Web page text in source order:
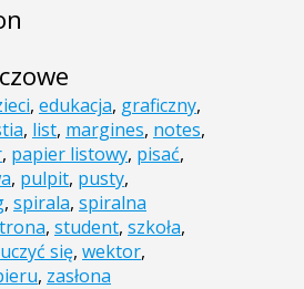
, edukacja, graficzny,
, list, margines, notes,
, papier listowy, pisać,
, pulpit, pusty,
, spirala, spiralna
, student, szkoła,
uczyć się, wektor,
, zasłona